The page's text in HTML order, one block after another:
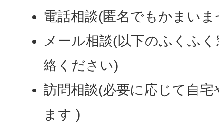
電話相談(匿名でもかまいま
メール相談(以下のふくふ
絡ください)
訪問相談(必要に応じて自
ます )